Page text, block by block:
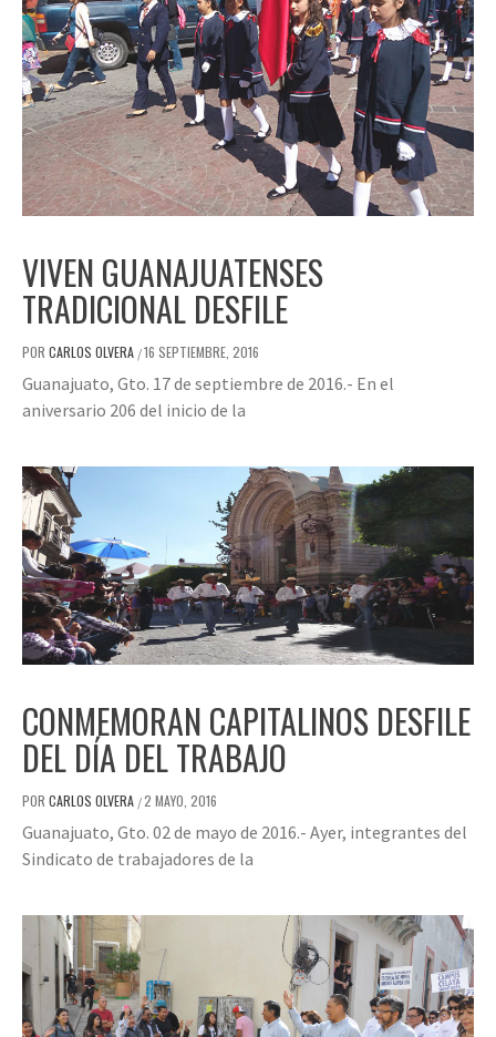
VIVEN GUANAJUATENSES
TRADICIONAL DESFILE
POR CARLOS OLVERA /16 SEPTIEMBRE, 2016
Guanajuato, Gto. 17 de septiembre de 2016.- En el
aniversario 206 del inicio de la
CONMEMORAN CAPITALINOS DESFILE
DEL DÍA DEL TRABAJO
POR CARLOS OLVERA /2 MAYO, 2016
Guanajuato, Gto. 02 de mayo de 2016.- Ayer, integrantes del
Sindicato de trabajadores de la